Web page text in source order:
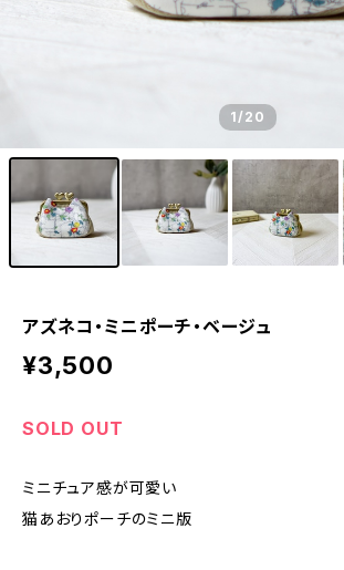
1/20
アズネコ・ミニポーチ・ベージュ
¥3,500
SOLD OUT
ミニチュア感が可愛い
猫あおりポーチのミニ版